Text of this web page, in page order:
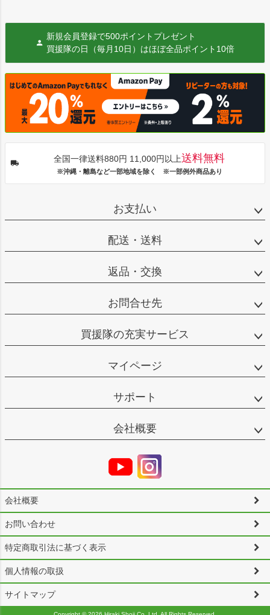
新規会員登録で500ポイントプレゼント
買援隊の日（毎月10日）はほぼ全品ポイント10倍
全国一律送料880円 11,000円以上送料無料
※沖縄・離島など一部地域を除く ※一部例外商品あり
お支払い
配送・送料
返品・交換
お問合せ先
買援隊の充実サービス
マイページ
サポート
会社概要
会社概要
お問い合わせ
特定商取引法に基づく表示
個人情報の取扱
サイトマップ